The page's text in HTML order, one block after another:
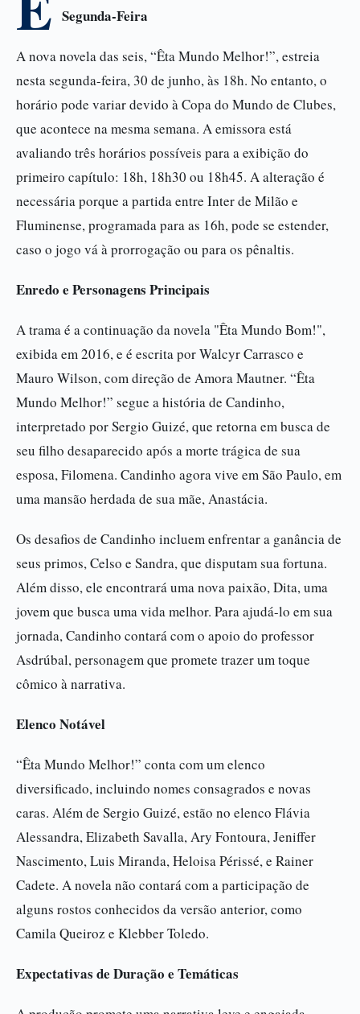
Segunda-Feira
A nova novela das seis, “Êta Mundo Melhor!”, estreia
nesta segunda-feira, 30 de junho, às 18h. No entanto, o
horário pode variar devido à Copa do Mundo de Clubes,
que acontece na mesma semana. A emissora está
avaliando três horários possíveis para a exibição do
primeiro capítulo: 18h, 18h30 ou 18h45. A alteração é
necessária porque a partida entre Inter de Milão e
Fluminense, programada para as 16h, pode se estender,
caso o jogo vá à prorrogação ou para os pênaltis.
Enredo e Personagens Principais
A trama é a continuação da novela "Êta Mundo Bom!",
exibida em 2016, e é escrita por Walcyr Carrasco e
Mauro Wilson, com direção de Amora Mautner. “Êta
Mundo Melhor!” segue a história de Candinho,
interpretado por Sergio Guizé, que retorna em busca de
seu filho desaparecido após a morte trágica de sua
esposa, Filomena. Candinho agora vive em São Paulo, em
uma mansão herdada de sua mãe, Anastácia.
Os desafios de Candinho incluem enfrentar a ganância de
seus primos, Celso e Sandra, que disputam sua fortuna.
Além disso, ele encontrará uma nova paixão, Dita, uma
jovem que busca uma vida melhor. Para ajudá-lo em sua
jornada, Candinho contará com o apoio do professor
Asdrúbal, personagem que promete trazer um toque
cômico à narrativa.
Elenco Notável
“Êta Mundo Melhor!” conta com um elenco
diversificado, incluindo nomes consagrados e novas
caras. Além de Sergio Guizé, estão no elenco Flávia
Alessandra, Elizabeth Savalla, Ary Fontoura, Jeniffer
Nascimento, Luis Miranda, Heloisa Périssé, e Rainer
Cadete. A novela não contará com a participação de
alguns rostos conhecidos da versão anterior, como
Camila Queiroz e Klebber Toledo.
Expectativas de Duração e Temáticas